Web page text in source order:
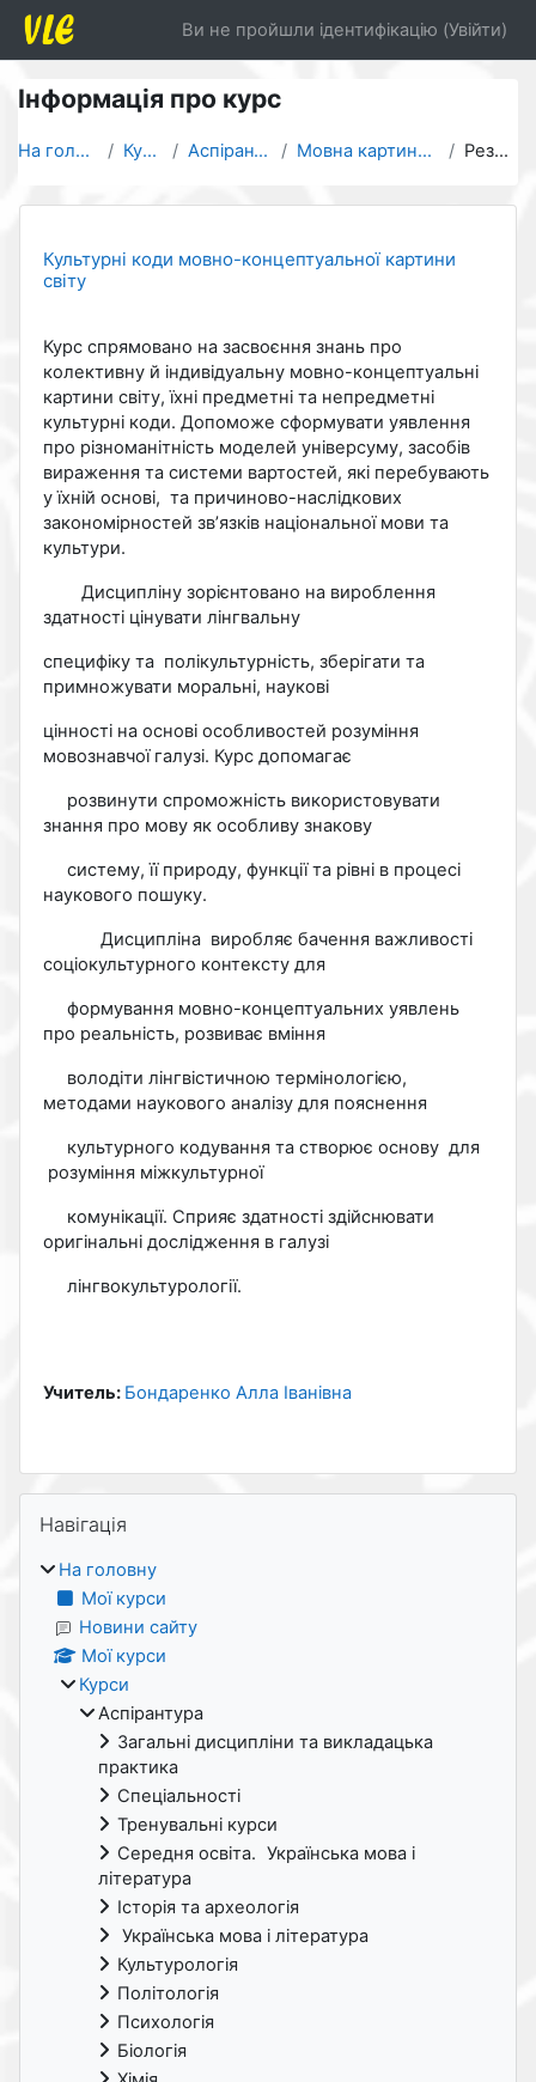
Перейти до головного вмісту
Ви не пройшли ідентифікацію (Увійти)
Інформація про курс
На головну Курси Аспірантура Мовна картина світу Резюме
Культурні коди мовно-концептуальної картини
світу
Курс спрямовано на засвоєння знань про
колективну й індивідуальну мовно-концептуальні
картини світу, їхні предметні та непредметні
культурні коди. Допоможе сформувати уявлення
про різноманітність моделей універсуму, засобів
вираження та системи вартостей, які перебувають
у їхній основі, та причиново-наслідкових
закономірностей зв’язків національної мови та
культури.
Дисципліну зорієнтовано на вироблення
здатності цінувати лінгвальну
специфіку та полікультурність, зберігати та
примножувати моральні, наукові
цінності на основі особливостей розуміння
мовознавчої галузі. Курс допомагає
розвинути спроможність використовувати
знання про мову як особливу знакову
систему, її природу, функції та рівні в процесі
наукового пошуку.
Дисципліна виробляє бачення важливості
соціокультурного контексту для
формування мовно-концептуальних уявлень
про реальність, розвиває вміння
володіти лінгвістичною термінологією,
методами наукового аналізу для пояснення
культурного кодування та створює основу для
розуміння міжкультурної
комунікації. Сприяє здатності здійснювати
оригінальні дослідження в галузі
лінгвокультурології.
Учитель: Бондаренко Алла Іванівна
Блоки
Навігація
На головну
Мої курси
Новини сайту
Мої курси
Курси
Аспірантура
Загальні дисципліни та викладацька
практика
Спеціальності
Тренувальні курси
Середня освіта. Українська мова і
література
Історія та археологія
Українська мова і література
Культурологія
Політологія
Психологія
Біологія